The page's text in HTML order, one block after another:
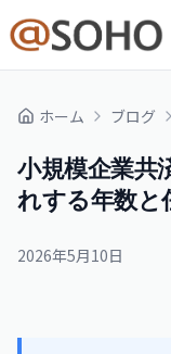
ホーム ブログ
小規模企業共
れする年数と
2026年5月10日